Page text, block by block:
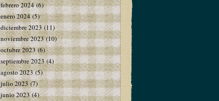
febrero 2024(6)
enero 2024(5)
diciembre 2023(11)
noviembre 2023(10)
octubre 2023(6)
septiembre 2023(4)
agosto 2023(5)
julio 2023(7)
junio 2023(4)